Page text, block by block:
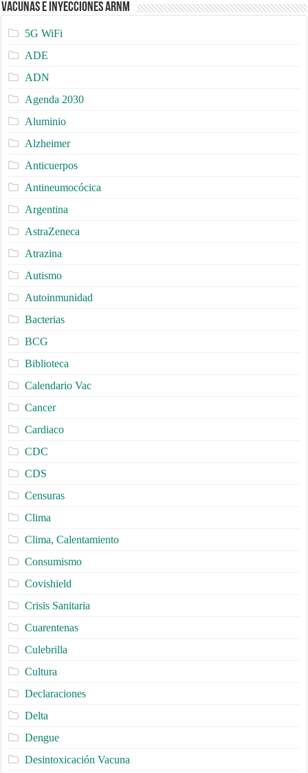
Vacunas e Inyecciones ARNm
5G WiFi
ADE
ADN
Agenda 2030
Aluminio
Alzheimer
Anticuerpos
Antineumocócica
Argentina
AstraZeneca
Atrazina
Autismo
Autoinmunidad
Bacterias
BCG
Biblioteca
Calendario Vac
Cancer
Cardiaco
CDC
CDS
Censuras
Clima
Clima, Calentamiento
Consumismo
Covishield
Crisis Sanitaria
Cuarentenas
Culebrilla
Cultura
Declaraciones
Delta
Dengue
Desintoxicación Vacuna